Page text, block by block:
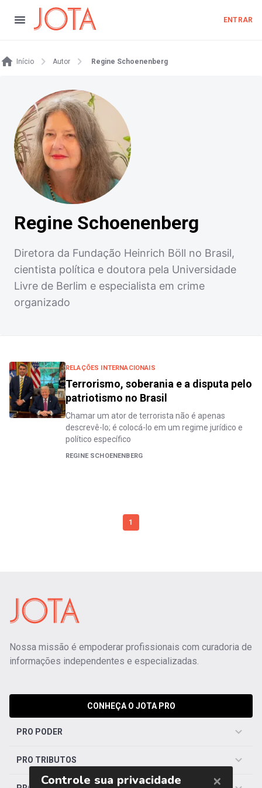
ENTRAR
Início Autor Regine Schoenenberg
Regine Schoenenberg
Diretora da Fundação Heinrich Böll no Brasil,
cientista política e doutora pela Universidade
Livre de Berlim e especialista em crime
organizado
RELAÇÕES INTERNACIONAIS
Terrorismo, soberania e a disputa pelo
patriotismo no Brasil
Chamar um ator de terrorista não é apenas
descrevê-lo; é colocá-lo em um regime jurídico e
político específico
REGINE SCHOENENBERG
1
Nossa missão é empoderar profissionais com curadoria de
informações independentes e especializadas.
CONHEÇA O JOTA PRO
PRO PODER
PRO TRIBUTOS